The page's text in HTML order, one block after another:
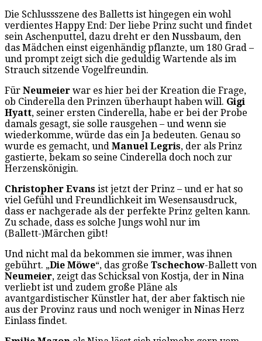
Die Schlussszene des Balletts ist hingegen ein wohl
verdientes Happy End: Der liebe Prinz sucht und findet
sein Aschenputtel, dazu dreht er den Nussbaum, den
das Mädchen einst eigenhändig pflanzte, um 180 Grad –
und prompt zeigt sich die geduldig Wartende als im
Strauch sitzende Vogelfreundin.
Für Neumeier war es hier bei der Kreation die Frage,
ob Cinderella den Prinzen überhaupt haben will. Gigi
Hyatt, seiner ersten Cinderella, habe er bei der Probe
damals gesagt, sie solle rausgehen – und wenn sie
wiederkomme, würde das ein Ja bedeuten. Genau so
wurde es gemacht, und Manuel Legris, der als Prinz
gastierte, bekam so seine Cinderella doch noch zur
Herzenskönigin.
Christopher Evans ist jetzt der Prinz – und er hat so
viel Gefühl und Freundlichkeit im Wesensausdruck,
dass er nachgerade als der perfekte Prinz gelten kann.
Zu schade, dass es solche Jungs wohl nur im
(Ballett-)Märchen gibt!
Und nicht mal da bekommen sie immer, was ihnen
gebührt. „Die Möwe“, das große Tschechow-Ballett von
Neumeier, zeigt das Schicksal von Kostja, der in Nina
verliebt ist und zudem große Pläne als
avantgardistischer Künstler hat, der aber faktisch nie
aus der Provinz raus und noch weniger in Ninas Herz
Einlass findet.